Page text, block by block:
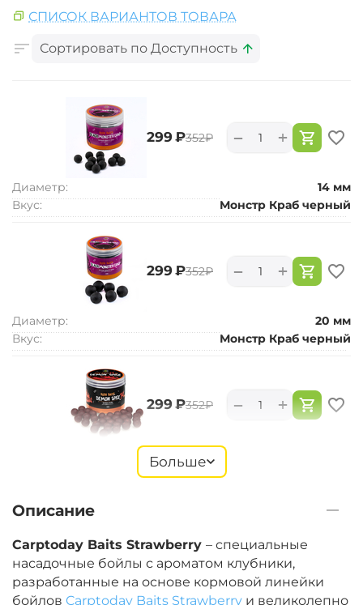
СПИСОК ВАРИАНТОВ ТОВАРА
Сортировать по Доступность
‍299‍ ₽‍352‍₽ +
−
Диаметр:
14 мм
Вкус:
Монстр Краб черный
‍299‍ ₽‍352‍₽ +
−
Диаметр:
20 мм
Вкус:
Монстр Краб черный
‍299‍ ₽‍352‍₽ +
−
‍299‍ ₽‍352‍ +
−
Диаметр:
20 мм
Больше
Описание
Carptoday Baits Strawberry – специальные
насадочные бойлы с ароматом клубники,
разработанные на основе кормовой линейки
бойлов Carptoday Baits Strawberry и великолепно